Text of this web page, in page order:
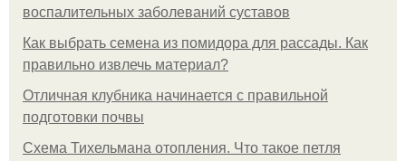
воспалительных заболеваний суставов
Как выбрать семена из помидора для рассады. Как
правильно извлечь материал?
Отличная клубника начинается с правильной
подготовки почвы
Схема Тихельмана отопления. Что такое петля